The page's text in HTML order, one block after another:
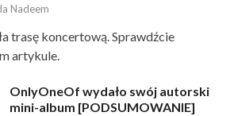
Nadeem
trasę koncertową. Sprawdźcie
artykule.
OnlyOneOf wydało swój autorski
mini-album [PODSUMOWANIE]